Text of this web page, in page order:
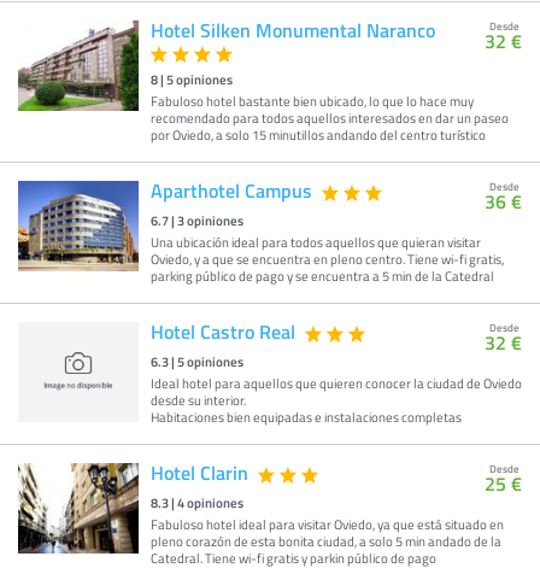
Hotel Silken Monumental Naranco
8|5opiniones
Fabuloso hotel bastante bien ubicado, lo que lo hace muy
recomendado para todos aquellos interesados en dar un paseo
por Oviedo, a solo 15 minutillos andando del centro turístico
Desde
32 €
Aparthotel Campus
6.7|3opiniones
Una ubicación ideal para todos aquellos que quieran visitar
Oviedo, y a que se encuentra en pleno centro. Tiene wi-fi gratis,
parking público de pago y se encuentra a 5 min de la Catedral
Desde
36 €
Hotel Castro Real
6.3|5opiniones
Ideal hotel para aquellos que quieren conocer la ciudad de Oviedo
desde su interior.
Habitaciones bien equipadas e instalaciones completas
Desde
32 €
Hotel Clarin
8.3|4opiniones
Fabuloso hotel ideal para visitar Oviedo, ya que está situado en
pleno corazón de esta bonita ciudad, a solo 5 min andado de la
Catedral. Tiene wi-fi gratis y parkin público de pago
Desde
25 €